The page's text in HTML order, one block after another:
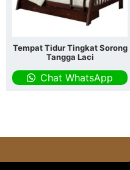
Tempat Tidur Tingkat Sorong
Tangga Laci
Chat WhatsApp